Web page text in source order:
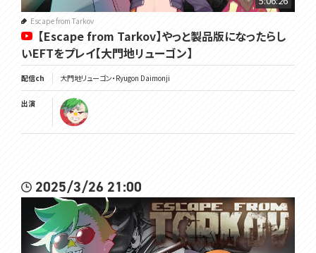
Escape from Tarkov
【Escape from Tarkov】やっと製品版になったらし
いEFTをプレイ【大門地リューゴン】
配信ch 大門地リューゴン・Ryugon Daimonji
出演
2025/3/26 21:00